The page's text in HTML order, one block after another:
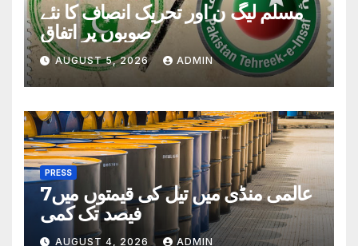
مسلم لیگ ن اور تحریک انصاف کا نئے
صوبوں پر اتفاق
AUGUST 5, 2026 ADMIN
PRESS
عالمی منڈی میں تیل کی قیمتوں میں7
فیصد تک کمی
AUGUST 4, 2026 ADMIN